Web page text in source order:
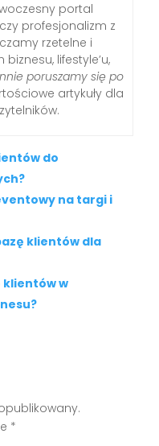
portal
profesjonalizm z
rzetelne i
lifestyle’u,
poruszamy się po
artykuły dla
do
na targi i
klientów dla
w
*